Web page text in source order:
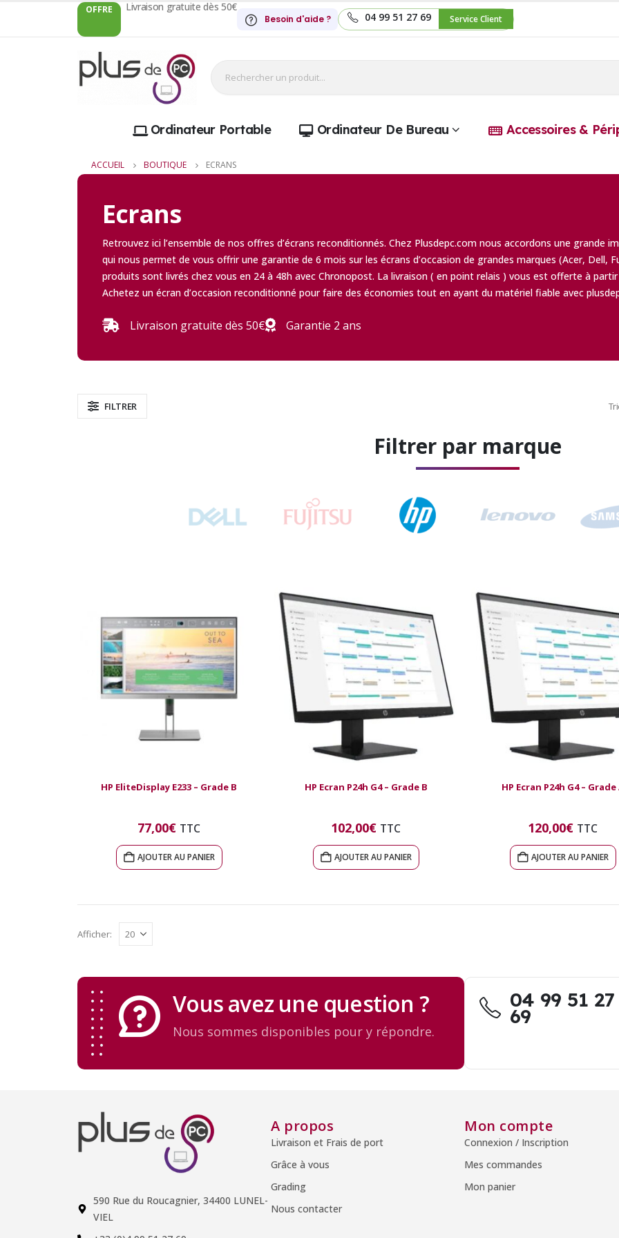
OFFRE Livraison gratuite dès 50€
Besoin d'aide ? 04 99 51 27 69 Service Client
Ordinateur Portable Ordinateur De Bureau Accessoires &
ACCUEIL BOUTIQUE ECRANS
Ecrans
Retrouvez ici l’ensemble de nos offres d’écrans reconditionnés. Chez Plusdepc.com nous accordons une grande
qui nous permet de vous offrir une garantie de 6 mois sur les écrans d’occasion de grandes marques (Acer, Dell,
produits sont livrés chez vous en 24 à 48h avec Chronopost. La livraison ( en point relais ) vous est offerte à partir
Achetez un écran d’occasion reconditionné pour faire des économies tout en ayant du matériel fiable avec
Livraison gratuite dès 50€ Garantie 2 ans
FILTRER
Filtrer par marque
HP EliteDisplay E233 – Grade B
77,00€ TTC
AJOUTER AU PANIER
HP Ecran P24h G4 – Grade B
102,00€ TTC
AJOUTER AU PANIER
HP Ecran P24h G4 – Grade
120,00€ TTC
AJOUTER AU PANIER
Afficher:
Vous avez une question ?
Nous sommes disponibles pour y répondre.
04 99 51 27
69
590 Rue du Roucagnier, 34400 LUNEL-
VIEL
A propos
Livraison et Frais de port
Grâce à vous
Grading
Nous contacter
Mon compte
Connexion / Inscription
Mes commandes
Mon panier